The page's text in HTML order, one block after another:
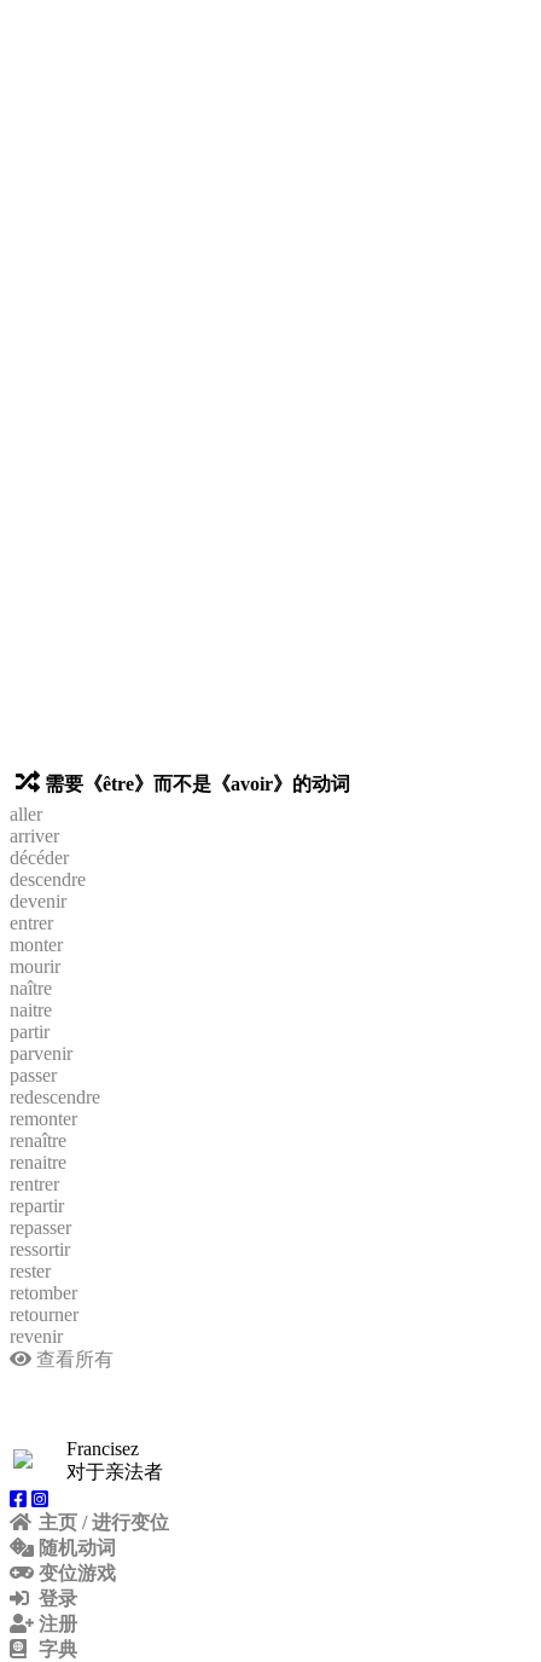
需要《être》而不是《avoir》的动词
aller
arriver
décéder
descendre
devenir
entrer
monter
mourir
naître
naitre
partir
parvenir
passer
redescendre
remonter
renaître
renaitre
rentrer
repartir
repasser
ressortir
rester
retomber
retourner
revenir
查看所有
Francisez
对于亲法者
主页 / 进行变位
随机动词
变位游戏
登录
注册
字典